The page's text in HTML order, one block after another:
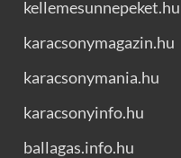
kellemesunnepeket.hu
karacsonymagazin.hu
karacsonymania.hu
karacsonyinfo.hu
ballagas.info.hu